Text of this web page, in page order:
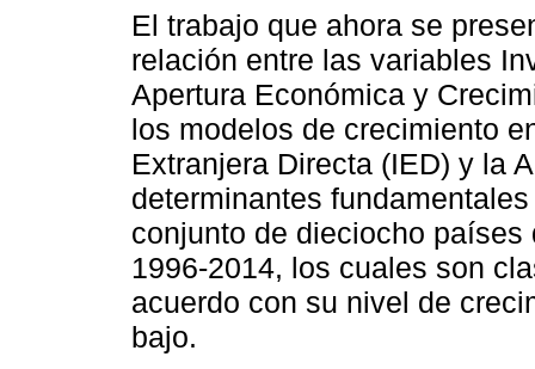
El trabajo que ahora se
relación entre las variables
Apertura Económica y
los modelos de crecimiento
Extranjera Directa (IED) y la
determinantes
conjunto de dieciocho
1996-2014, los cuales son
acuerdo con su nivel de
bajo.